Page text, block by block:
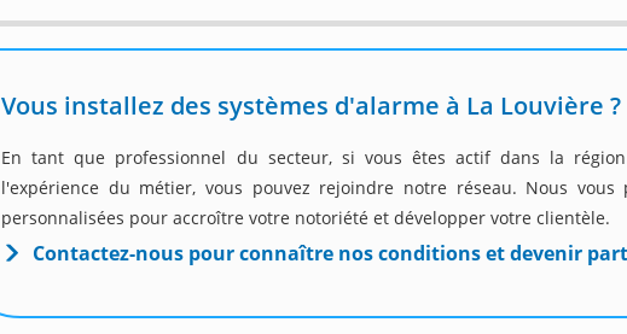
Vous installez des systèmes d'alarme à La Louvière ?
En tant que professionnel du secteur, si vous êtes actif dans la
l'expérience du métier, vous pouvez rejoindre notre réseau. Nous vous
personnalisées pour accroître votre notoriété et développer votre clientèle.
Contactez-nous pour connaître nos conditions et devenir